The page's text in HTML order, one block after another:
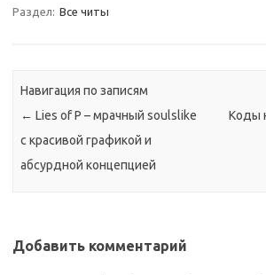
Раздел: Все читы
Навигация по записям
← Lies of P – мрачный soulslike
с красивой графикой и
абсурдной концепцией
Коды
Добавить комментарий